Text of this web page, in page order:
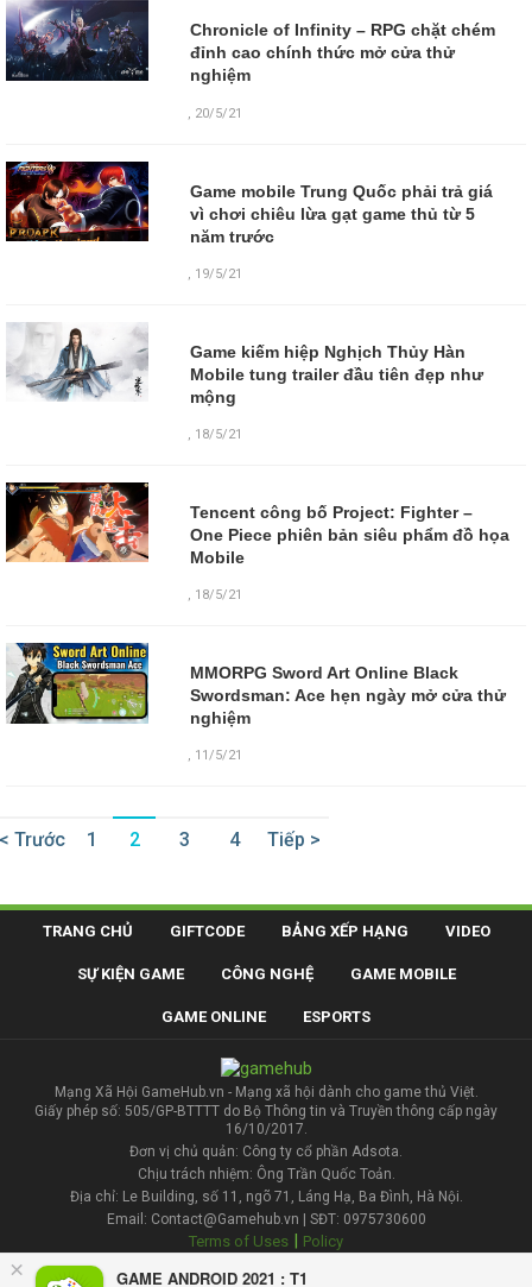
× GAME ANDROID 2021 : T1
Chronicle of Infinity – RPG chặt chém
đỉnh cao chính thức mở cửa thử
nghiệm
20/5/21
Game mobile Trung Quốc phải trả giá
vì chơi chiêu lừa gạt game thủ từ 5
năm trước
, 19/5/21
Game kiếm hiệp Nghịch Thủy Hàn
Mobile tung trailer đầu tiên đẹp như
mộng
, 18/5/21
Tencent công bố Project: Fighter –
One Piece phiên bản siêu phẩm đồ họa
Mobile
, 18/5/21
MMORPG Sword Art Online Black
Swordsman: Ace hẹn ngày mở cửa thử
nghiệm
, 11/5/21
< Trước 1 2 3 4 Tiếp >
TRANG CHỦ GIFTCODE BẢNG XẾP HẠNG VIDEO
SỰ KIỆN GAME CÔNG NGHỆ GAME MOBILE
GAME ONLINE ESPORTS
Mạng Xã Hội GameHub.vn - Mạng xã hội dành cho game thủ Việt.
Giấy phép số: 505/GP-BTTTT do Bộ Thông tin và Truyền thông cấp ngày
16/10/2017.
Đơn vị chủ quản: Công ty cổ phần Adsota.
Chịu trách nhiệm: Ông Trần Quốc Toản.
Địa chỉ: Le Building, số 11, ngõ 71, Láng Hạ, Ba Đình, Hà Nội.
Email: Contact@Gamehub.vn | SĐT: 0975730600
Terms of Uses | Policy